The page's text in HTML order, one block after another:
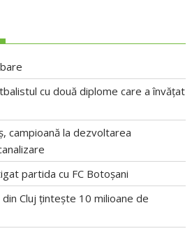
cu două diplome care a învățat
campioană la dezvoltarea
partida cu FC Botoșani
Cluj țintește 10 milioane de